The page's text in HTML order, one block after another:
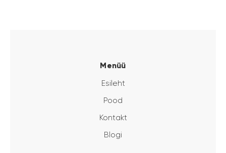
Menüü
Esileht
Pood
Kontakt
Blogi